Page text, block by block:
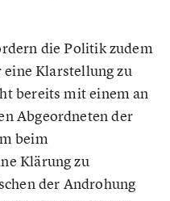
die Politik zudem
Klarstellung zu
bereits mit einem an
Abgeordneten der
beim
Klärung zu
der Androhung